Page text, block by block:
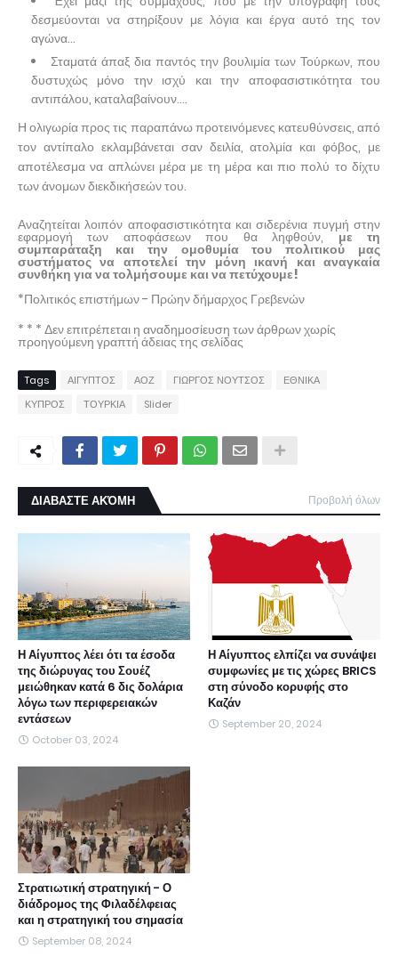
δεσμεύονται να στηρίξουν με λόγια και έργα αυτό της τον
αγώνα...
Σταματά άπαξ δια παντός την βουλιμία των Τούρκων, που
δυστυχώς μόνο την ισχύ και την αποφασιστικότητα του
αντιπάλου, καταλαβαίνουν....
Η ολιγωρία προς τις παραπάνω προτεινόμενες κατευθύνσεις, από
τον αντίπαλο εκλαμβάνεται σαν δειλία, ατολμία και φόβος, με
αποτέλεσμα να απλώνει μέρα με τη μέρα και πιο πολύ το δίχτυ
των άνομων διεκδικήσεών του.
Αναζητείται λοιπόν αποφασιστικότητα και σιδερένια πυγμή στην
εφαρμογή των αποφάσεων που θα ληφθούν,με τη
συμπαράταξη και την ομοθυμία του πολιτικού μας
συστήματος να αποτελεί την μόνη ικανή και αναγκαία
συνθήκη για να τολμήσουμε και να πετύχουμε!
*Πολιτικός επιστήμων - Πρώην δήμαρχος Γρεβενών
* * * Δεν επιτρέπεται η αναδημοσίευση των άρθρων χωρίς
προηγούμενη γραπτή άδειας της σελίδας
Tags ΑΙΓΥΠΤΟΣ ΑΟΖ ΓΙΩΡΓΟΣ ΝΟΥΤΣΟΣ
ΕΘΝΙΚΑ
ΚΥΠΡΟΣ
ΤΟΥΡΚΙΑ Slider
ΔΙΑΒΑΣΤΕ ΑΚΌΜΗ Προβολή όλων
Η Αίγυπτος λέει ότι τα έσοδα
της διώρυγας του Σουέζ
μειώθηκαν κατά 6 δις δολάρια
λόγω των περιφερειακών
εντάσεων
October 03, 2024
Η Αίγυπτος ελπίζει να συνάψει
συμφωνίες με τις χώρες BRICS
στη σύνοδο κορυφής στο
Καζάν
September 20, 2024
Στρατιωτική στρατηγική - Ο
διάδρομος της Φιλαδέλφειας
και η στρατηγική του σημασία
September 08, 2024